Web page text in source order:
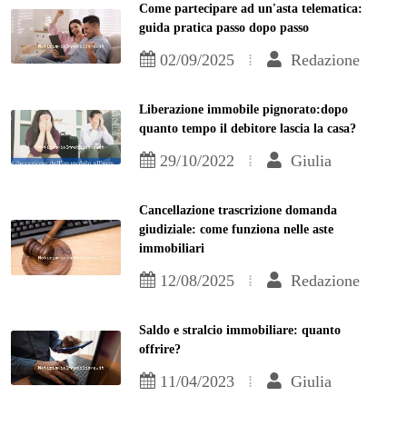
Come partecipare ad un'asta telematica:
guida pratica passo dopo passo
02/09/2025 Redazione
Liberazione immobile pignorato:dopo
quanto tempo il debitore lascia la casa?
29/10/2022 Giulia
Cancellazione trascrizione domanda
giudiziale: come funziona nelle aste
immobiliari
12/08/2025 Redazione
Saldo e stralcio immobiliare: quanto
offrire?
11/04/2023 Giulia